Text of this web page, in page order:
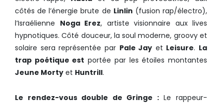
côtés de l’énergie brute de Linlin (fusion rap/électro),
l’Israélienne Noga Erez, artiste visionnaire aux lives
hypnotiques. Côté douceur, la soul moderne, groovy et
solaire sera représentée par Pale Jay et Leisure. La
trap poétique est portée par les étoiles montantes
Jeune Morty et Huntrill.
Le rendez-vous double de Gringe :Le rappeur-